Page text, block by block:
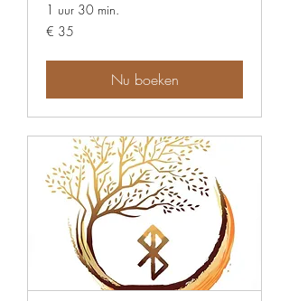
1 uur 30 min.
35
euro
€ 35
Nu boeken